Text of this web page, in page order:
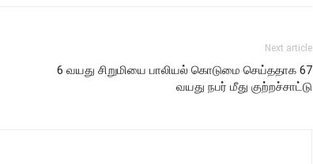
Next article
6 வயது சிறுமியை பாலியல் கொடுமை செய்ததாக 67
வயது நபர் மீது குற்றச்சாட்டு